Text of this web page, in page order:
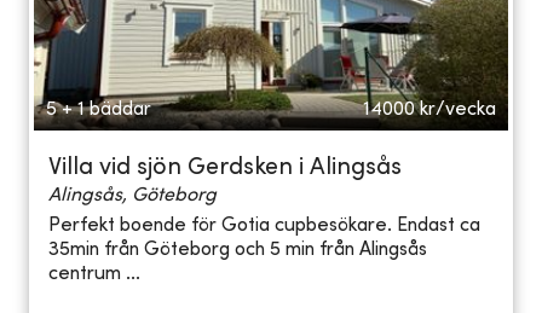
5 + 1 bäddar 14000 kr/vecka
Villa vid sjön Gerdsken i Alingsås
Alingsås, Göteborg
Perfekt boende för Gotia cupbesökare. Endast ca
35min från Göteborg och 5 min från Alingsås
centrum ...